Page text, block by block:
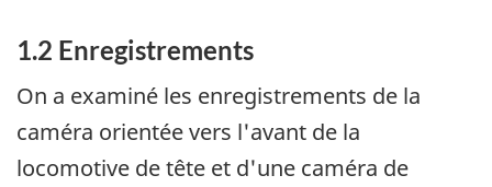
1.2 Enregistrements
On a examiné les enregistrements de la
caméra orientée vers l'avant de la
locomotive de tête et d'une caméra de